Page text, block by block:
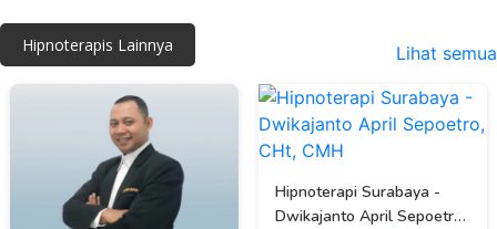
Hipnoterapis Lainnya Lihat semua
Hipnoterapi Surabaya -
Dwikajanto April Sepoetro,